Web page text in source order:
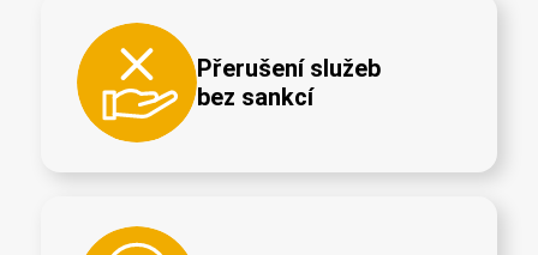
Přerušení služeb
bez sankcí